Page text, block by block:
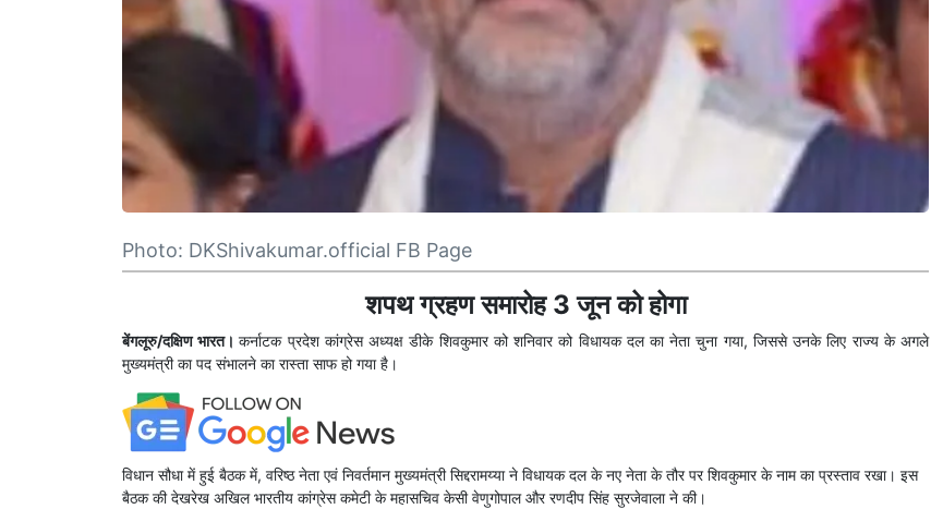
Photo: DKShivakumar.official FB Page
शपथ ग्रहण समारोह 3 जून को होगा
बेंगलूरु/दक्षिण भारत।कर्नाटक प्रदेश कांग्रेस अध्यक्ष डीके शिवकुमार को शनिवार को विधायक दल का नेता चुना गया, जिससे उनके लिए राज्य के अगले
मुख्यमंत्री का पद संभालने का रास्ता साफ हो गया है।
विधान सौधा में हुई बैठक में, वरिष्ठ नेता एवं निवर्तमान मुख्यमंत्री सिद्दरामय्या ने विधायक दल के नए नेता के तौर पर शिवकुमार के नाम का प्रस्ताव रखा। इस
बैठक की देखरेख अखिल भारतीय कांग्रेस कमेटी के महासचिव केसी वेणुगोपाल और रणदीप सिंह सुरजेवाला ने की।